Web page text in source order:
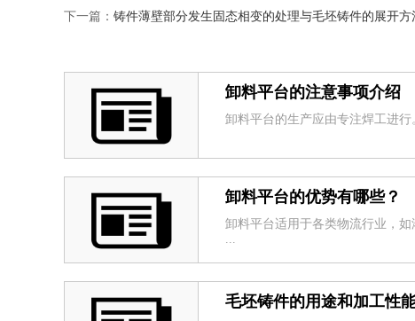
下一篇： 铸件薄壁部分发生固态相变的处理与毛坯铸件的展开方
卸料平台的注意事项介绍
卸料平台的生产应由专注焊工进行
卸料平台的优势有哪些？
卸料平台适用于各类物流行业，
...
毛坯铸件的用途和加工性